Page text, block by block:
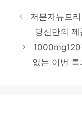
일상에 빛을
일상에 반짝
저분자뉴트
당신만의
없는 이번